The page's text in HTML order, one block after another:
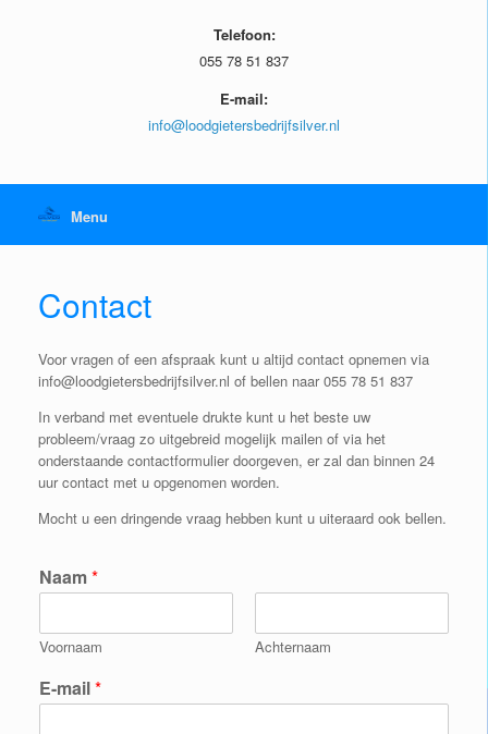
Telefoon:
055 78 51 837
E-mail:
info@loodgietersbedrijfsilver.nl
Menu
Contact
Voor vragen of een afspraak kunt u altijd contact opnemen via
info@loodgietersbedrijfsilver.nl of bellen naar 055 78 51 837
In verband met eventuele drukte kunt u het beste uw
probleem/vraag zo uitgebreid mogelijk mailen of via het
onderstaande contactformulier doorgeven, er zal dan binnen 24
uur contact met u opgenomen worden.
Mocht u een dringende vraag hebben kunt u uiteraard ook bellen.
Naam*
Voornaam Achternaam
E-mail*